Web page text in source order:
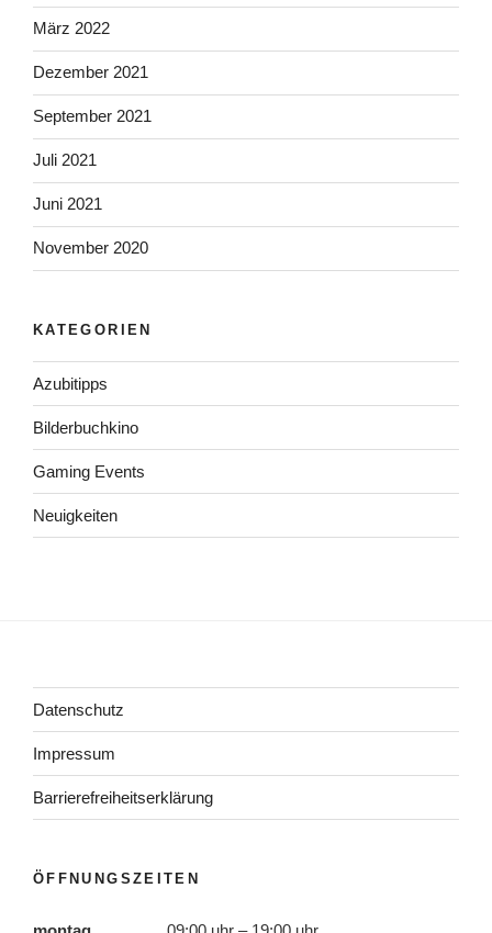
März 2022
Dezember 2021
September 2021
Juli 2021
Juni 2021
November 2020
KATEGORIEN
Azubitipps
Bilderbuchkino
Gaming Events
Neuigkeiten
Datenschutz
Impressum
Barrierefreiheitserklärung
ÖFFNUNGSZEITEN